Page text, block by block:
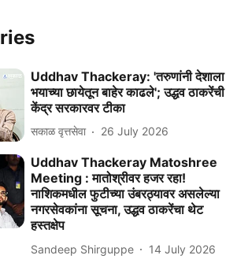
Uddhav Thackeray: 'तरुणांनी देशाला
भयाच्या छायेतून बाहेर काढले'; उद्धव ठाकरेंची
केंद्र सरकारवर टीका
सकाळ वृत्तसेवा 26 July 2026
Uddhav Thackeray Matoshree
Meeting : मातोश्रीवर हजर रहा!
नाशिकमधील फुटीच्या उंबरठ्यावर असलेल्या
नगरसेवकांना सूचना, उद्धव ठाकरेंचा थेट
हस्तक्षेप
Sandeep Shirguppe 14 July 2026